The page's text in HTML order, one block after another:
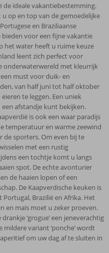
de ideale vakantiebestemming.
op en top van de gemoedelijke
en Braziliaanse
voor een fijne vakantie
het water heeft u ruime keuze
leent zich perfect voor
onderwaterwereld met kleurrijk
must voor duik- en
van half juni tot half oktober
te leggen. Een uniek
afstandje kunt bekijken.
is ook een waar paradijs
temperatuur en warme zeewind
sporters. Om even bij te
met een rustig
een tochtje komt u langs
spot. De echte avonturier
de haaien lopen of een
De Kaapverdische keuken is
Brazilië en Afrika. Het
en maïs moet u zeker proeven.
‘grogue’ een jeneverachtig
variant ‘ponche’ wordt
om uw dag af te sluiten in